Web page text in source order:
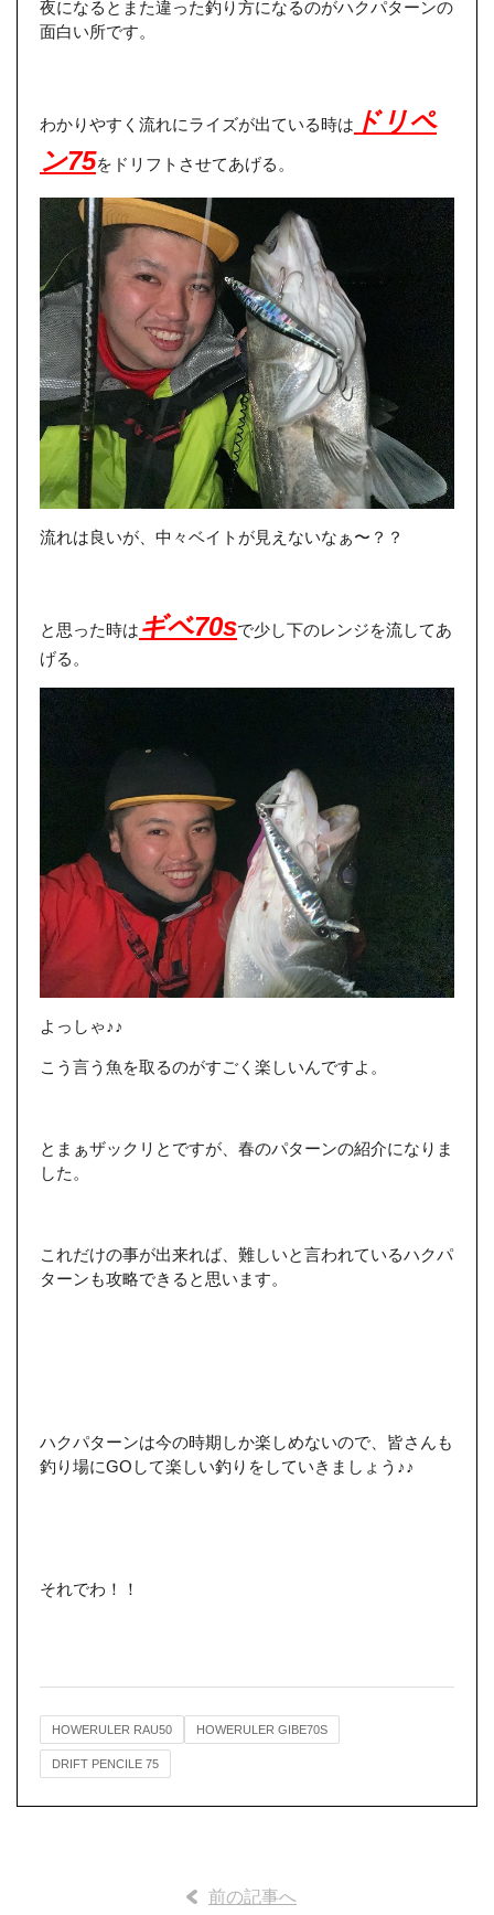
夜になるとまた違った釣り方になるのがハクパターンの
面白い所です。
わかりやすく流れにライズが出ている時は ドリペ
ン75をドリフトさせてあげる。
流れは良いが、中々ベイトが見えないなぁ〜？？
と思った時は ギベ70sで少し下のレンジを流してあ
げる。
よっしゃ♪♪
こう言う魚を取るのがすごく楽しいんですよ。
とまぁザックリとですが、春のパターンの紹介になりま
した。
これだけの事が出来れば、難しいと言われているハクパ
ターンも攻略できると思います。
ハクパターンは今の時期しか楽しめないので、皆さんも
釣り場にGOして楽しい釣りをしていきましょう♪♪
それでわ！！
HOWERULER RAU50 HOWERULER GIBE70S
DRIFT PENCILE 75
前の記事へ